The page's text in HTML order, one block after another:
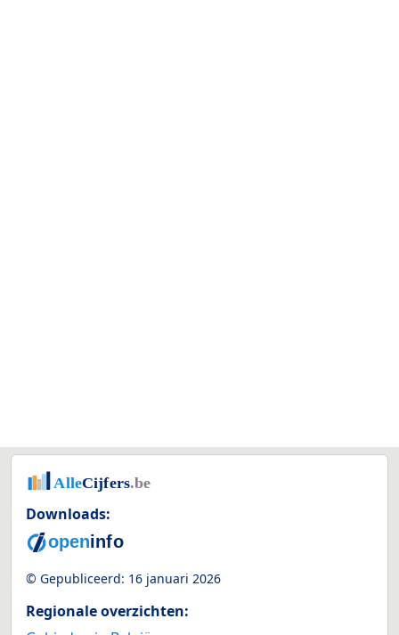
Downloads:
© Gepubliceerd: 16 januari 2026
Regionale overzichten: